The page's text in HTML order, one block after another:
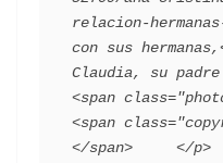
relacion-
con sus
Claudia, su
<span
<span
</span>     </p>